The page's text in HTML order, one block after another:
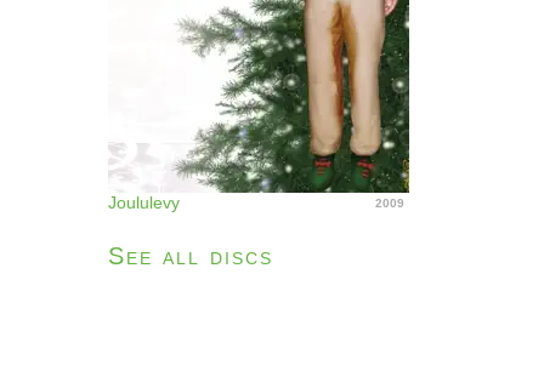
Joululevy 2009
See all discs